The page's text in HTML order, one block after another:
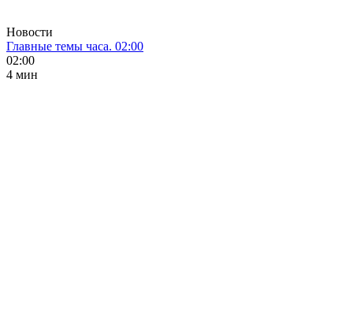
Новости
Главные темы часа. 02:00
02:00
4 мин